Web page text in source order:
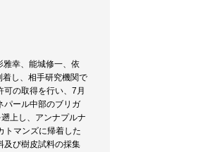
幸、能城修一、依
し、相手研究機関で
の取得を行い、7月
パール中部のブリガ
上し、アンナプルナ
トマンズに帰着した
及び樹皮試料の採集